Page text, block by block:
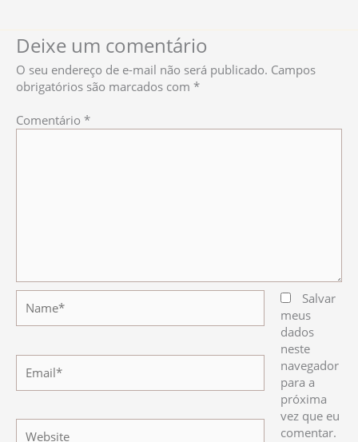
Deixe um comentário
O seu endereço de e-mail não será publicado. Campos
obrigatórios são marcados com *
Comentário *
Salvar
meus
dados
neste
navegador
para a
próxima
vez que eu
comentar.